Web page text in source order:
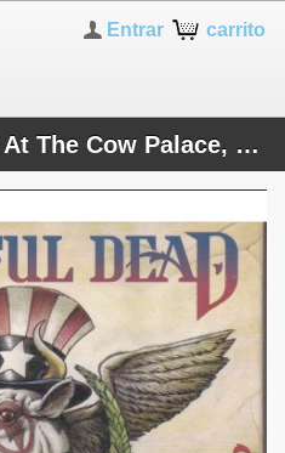
carrito
Entrar
Grateful Dead - Live At The Cow Palace, New Year's Eve, 1976